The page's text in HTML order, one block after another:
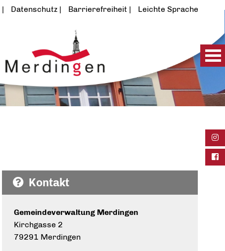
Datenschutz Barrierefreiheit Leichte Sprache
Kontakt
Gemeindeverwaltung Merdingen
Kirchgasse 2
79291 Merdingen